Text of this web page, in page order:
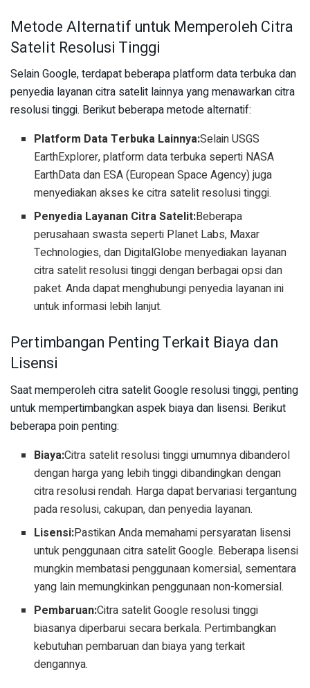
Metode Alternatif untuk Memperoleh Citra
Satelit Resolusi Tinggi
Selain Google, terdapat beberapa platform data terbuka dan
penyedia layanan citra satelit lainnya yang menawarkan citra
resolusi tinggi. Berikut beberapa metode alternatif:
Platform Data Terbuka Lainnya:Selain USGS
EarthExplorer, platform data terbuka seperti NASA
EarthData dan ESA (European Space Agency) juga
menyediakan akses ke citra satelit resolusi tinggi.
Penyedia Layanan Citra Satelit:Beberapa
perusahaan swasta seperti Planet Labs, Maxar
Technologies, dan DigitalGlobe menyediakan layanan
citra satelit resolusi tinggi dengan berbagai opsi dan
paket. Anda dapat menghubungi penyedia layanan ini
untuk informasi lebih lanjut.
Pertimbangan Penting Terkait Biaya dan
Lisensi
Saat memperoleh citra satelit Google resolusi tinggi, penting
untuk mempertimbangkan aspek biaya dan lisensi. Berikut
beberapa poin penting:
Biaya:Citra satelit resolusi tinggi umumnya dibanderol
dengan harga yang lebih tinggi dibandingkan dengan
citra resolusi rendah. Harga dapat bervariasi tergantung
pada resolusi, cakupan, dan penyedia layanan.
Lisensi:Pastikan Anda memahami persyaratan lisensi
untuk penggunaan citra satelit Google. Beberapa lisensi
mungkin membatasi penggunaan komersial, sementara
yang lain memungkinkan penggunaan non-komersial.
Pembaruan:Citra satelit Google resolusi tinggi
biasanya diperbarui secara berkala. Pertimbangkan
kebutuhan pembaruan dan biaya yang terkait
dengannya.